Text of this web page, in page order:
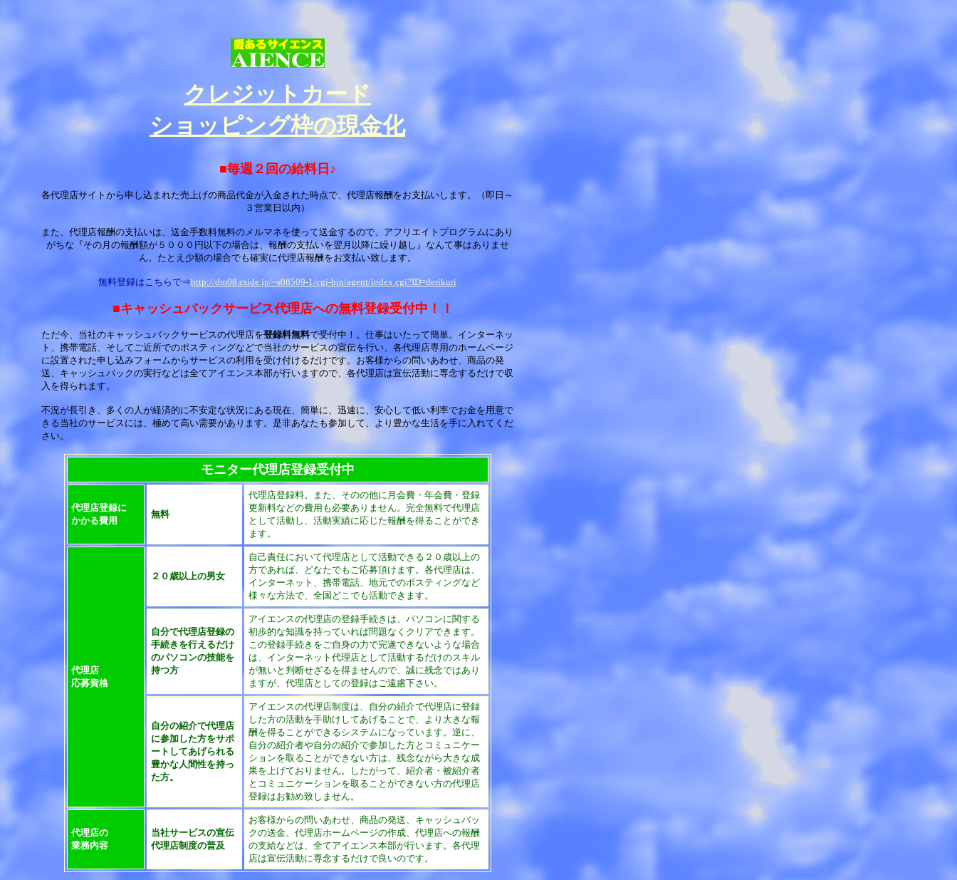
クレジットカード
ショッピング枠の現金化
■毎週２回の給料日♪
各代理店サイトから申し込まれた売上げの商品代金が入金された時点で、代理店報酬をお支払いします。（即日～
３営業日以内）
また、代理店報酬の支払いは、送金手数料無料のメルマネを使って送金するので、アフリエイトプログラムにあり
がちな『その月の報酬額が５０００円以下の場合は、報酬の支払いを翌月以降に繰り越し』なんて事はありませ
ん。たとえ少額の場合でも確実に代理店報酬をお支払い致します。
無料登録はこちらで⇒http://dm08.cside.jp/~s08509-1/cgi-bin/agent/index.cgi?ID=derikuri
■キャッシュバックサービス代理店への無料登録受付中！！
ただ今、当社のキャッシュバックサービスの代理店を登録料無料で受付中！。仕事はいたって簡単。インターネッ
ト、携帯電話、そしてご近所でのポスティングなどで当社のサービスの宣伝を行い、各代理店専用のホームページ
に設置された申し込みフォームからサービスの利用を受け付けるだけです。お客様からの問いあわせ、商品の発
送、キャッシュバックの実行などは全てアイエンス本部が行いますので、各代理店は宣伝活動に専念するだけで収
入を得られます。
不況が長引き、多くの人が経済的に不安定な状況にある現在、簡単に、迅速に、安心して低い利率でお金を用意で
きる当社のサービスには、極めて高い需要があります。是非あなたも参加して、より豊かな生活を手に入れてくだ
さい。
モニター代理店登録受付中
代理店登録に
かかる費用
無料
代理店登録料。また、そのの他に月会費・年会費・登録
更新料などの費用も必要ありません。完全無料で代理店
として活動し、活動実績に応じた報酬を得ることができ
ます。
代理店
応募資格
２０歳以上の男女
自己責任において代理店として活動できる２０歳以上の
方であれば、どなたでもご応募頂けます。各代理店は、
インターネット、携帯電話、地元でのポスティングなど
様々な方法で、全国どこでも活動できます。
自分で代理店登録の
手続きを行えるだけ
のパソコンの技能を
持つ方
アイエンスの代理店の登録手続きは、パソコンに関する
初歩的な知識を持っていれば問題なくクリアできます。
この登録手続きをご自身の力で完遂できないような場合
は、インターネット代理店として活動するだけのスキル
が無いと判断せざるを得ませんので、誠に残念ではあり
ますが、代理店としての登録はご遠慮下さい。
自分の紹介で代理店
に参加した方をサポ
ートしてあげられる
豊かな人間性を持っ
た方。
アイエンスの代理店制度は、自分の紹介で代理店に登録
した方の活動を手助けしてあげることで、より大きな報
酬を得ることができるシステムになっています。逆に、
自分の紹介者や自分の紹介で参加した方とコミュニケー
ションを取ることができない方は、残念ながら大きな成
果を上げておりません。したがって、紹介者・被紹介者
とコミュニケーションを取ることができない方の代理店
登録はお勧め致しません。
代理店の
業務内容
当社サービスの宣伝
代理店制度の普及
お客様からの問いあわせ、商品の発送、キャッシュバッ
クの送金、代理店ホームページの作成、代理店への報酬
の支給などは、全てアイエンス本部が行います。各代理
店は宣伝活動に専念するだけで良いのです。